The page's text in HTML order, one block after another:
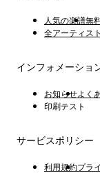
人気の楽譜無
全アーティスト
インフォメーショ
お知らせよく
印刷テスト
サービスポリシー
利用規約プラ